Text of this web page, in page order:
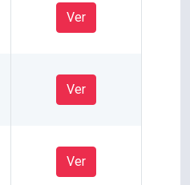
Ver
Ver
Ver